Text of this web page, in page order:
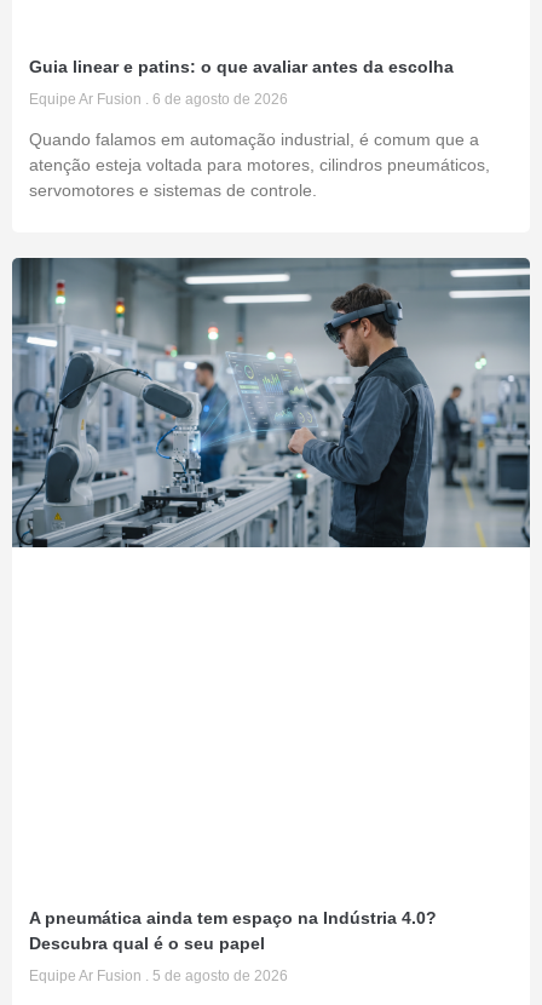
Guia linear e patins: o que avaliar antes da escolha
Equipe Ar Fusion 6 de agosto de 2026
Quando falamos em automação industrial, é comum que a
atenção esteja voltada para motores, cilindros pneumáticos,
servomotores e sistemas de controle.
A pneumática ainda tem espaço na Indústria 4.0?
Descubra qual é o seu papel
Equipe Ar Fusion 5 de agosto de 2026